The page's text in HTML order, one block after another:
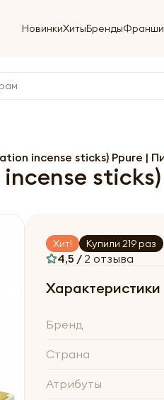
НовинкиХитыБренды
incense sticks) Ppure |
sticks)
Хит! Купили 219 раз
4,5 / 2 отзыва
Характеристики
Бренд
Страна
Атрибуты